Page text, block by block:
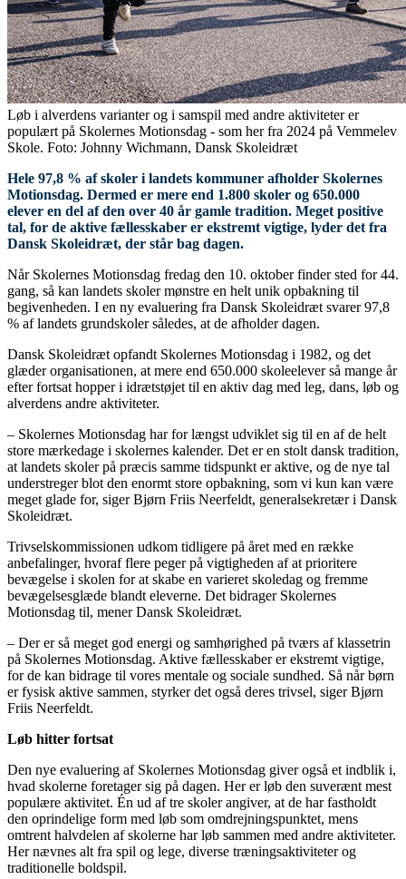
Løb i alverdens varianter og i samspil med andre aktiviteter er
populært på Skolernes Motionsdag - som her fra 2024 på Vemmelev
Skole. Foto: Johnny Wichmann, Dansk Skoleidræt
Hele 97,8 % af skoler i landets kommuner afholder Skolernes
Motionsdag. Dermed er mere end 1.800 skoler og 650.000
elever en del af den over 40 år gamle tradition. Meget positive
tal, for de aktive fællesskaber er ekstremt vigtige, lyder det fra
Dansk Skoleidræt, der står bag dagen.
Når Skolernes Motionsdag fredag den 10. oktober finder sted for 44.
gang, så kan landets skoler mønstre en helt unik opbakning til
begivenheden. I en ny evaluering fra Dansk Skoleidræt svarer 97,8
% af landets grundskoler således, at de afholder dagen.
Dansk Skoleidræt opfandt Skolernes Motionsdag i 1982, og det
glæder organisationen, at mere end 650.000 skoleelever så mange år
efter fortsat hopper i idrætstøjet til en aktiv dag med leg, dans, løb og
alverdens andre aktiviteter.
– Skolernes Motionsdag har for længst udviklet sig til en af de helt
store mærkedage i skolernes kalender. Det er en stolt dansk tradition,
at landets skoler på præcis samme tidspunkt er aktive, og de nye tal
understreger blot den enormt store opbakning, som vi kun kan være
meget glade for, siger Bjørn Friis Neerfeldt, generalsekretær i Dansk
Skoleidræt.
Trivselskommissionen udkom tidligere på året med en række
anbefalinger, hvoraf flere peger på vigtigheden af at prioritere
bevægelse i skolen for at skabe en varieret skoledag og fremme
bevægelsesglæde blandt eleverne. Det bidrager Skolernes
Motionsdag til, mener Dansk Skoleidræt.
– Der er så meget god energi og samhørighed på tværs af klassetrin
på Skolernes Motionsdag. Aktive fællesskaber er ekstremt vigtige,
for de kan bidrage til vores mentale og sociale sundhed. Så når børn
er fysisk aktive sammen, styrker det også deres trivsel, siger Bjørn
Friis Neerfeldt.
Løb hitter fortsat
Den nye evaluering af Skolernes Motionsdag giver også et indblik i,
hvad skolerne foretager sig på dagen. Her er løb den suverænt mest
populære aktivitet. Én ud af tre skoler angiver, at de har fastholdt
den oprindelige form med løb som omdrejningspunktet, mens
omtrent halvdelen af skolerne har løb sammen med andre aktiviteter.
Her nævnes alt fra spil og lege, diverse træningsaktiviteter og
traditionelle boldspil.